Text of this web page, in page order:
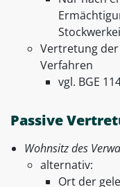
Vertretung der
Verfahren
vgl. BGE
Passive
Wohnsitz des
alternativ:
Ort der